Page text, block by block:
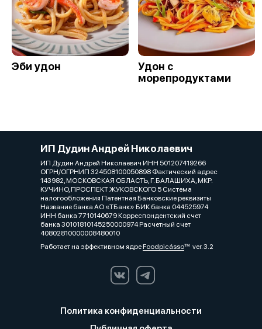
Эби удон
Удон с
морепродуктами
ИП Дудин Андрей Николаевич
ИП Дудин Андрей Николаевич ИНН 501207419266
ОГРН/ОГРНИП 324508100050898 Фактический адрес
143982, МОСКОВСКАЯ ОБЛАСТЬ, Г. БАЛАШИХА, МКР.
КУЧИНО, ПРОСПЕКТ ЖУКОВСКОГО 5 Система
налогообложения Патентная Банковские реквизиты
Название банка АО «ТБанк» БИК банка 044525974
ИНН банка 7710140679 Корреспондентский счет
банка 30101810145250000974 Расчетный счет
40802810000008480010
Работает на эффективном ядреFoodpicássover. 3.2
Политика конфиденциальности